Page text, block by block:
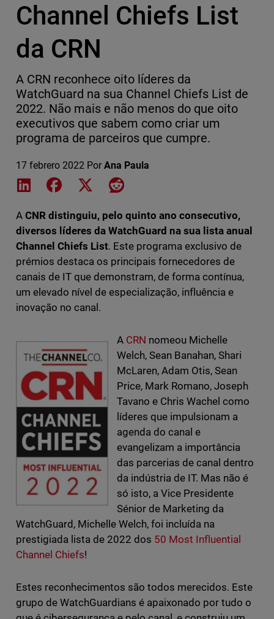
Channel Chiefs List
da CRN
A CRN reconhece oito líderes da
WatchGuard na sua Channel Chiefs List de
2022. Não mais e não menos do que oito
executivos que sabem como criar um
programa de parceiros que cumpre.
17 febrero 2022 Por Ana Paula
Share on LinkedIn
Share on Facebook
Share on XShare on Reddit
A CNR distinguiu, pelo quinto ano consecutivo,
diversos líderes da WatchGuard na sua lista anual
Channel Chiefs List. Este programa exclusivo de
prémios destaca os principais fornecedores de
canais de IT que demonstram, de forma contínua,
um elevado nível de especialização, influência e
inovação no canal.
A CRN nomeou Michelle
Welch, Sean Banahan, Shari
McLaren, Adam Otis, Sean
Price, Mark Romano, Joseph
Tavano e Chris Wachel como
líderes que impulsionam a
agenda do canal e
evangelizam a importância
das parcerias de canal dentro
da indústria de IT. Mas não é
só isto, a Vice Presidente
Sénior de Marketing da
WatchGuard, Michelle Welch, foi incluída na
prestigiada lista de 2022 dos 50 Most Influential
Channel Chiefs!
Estes reconhecimentos são todos merecidos. Este
grupo de WatchGuardians é apaixonado por tudo o